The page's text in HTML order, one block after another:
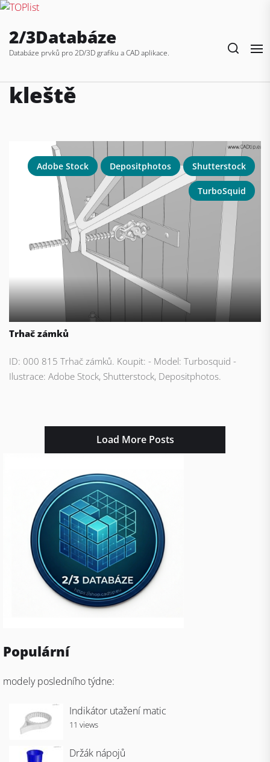
the
2/3Databáze
Databáze prvků pro 2D/3D grafiku a CAD aplikace.
kleště
Adobe Stock Depositphotos Shutterstock
TurboSquid
Trhač zámků
ID: 000 815 Trhač zámků. Koupit: - Model: Turbosquid -
Ilustrace: Adobe Stock, Shutterstock, Depositphotos.
Load More Posts
Populární
modely posledního týdne:
Indikátor utažení matic
11 views
Držák nápojů